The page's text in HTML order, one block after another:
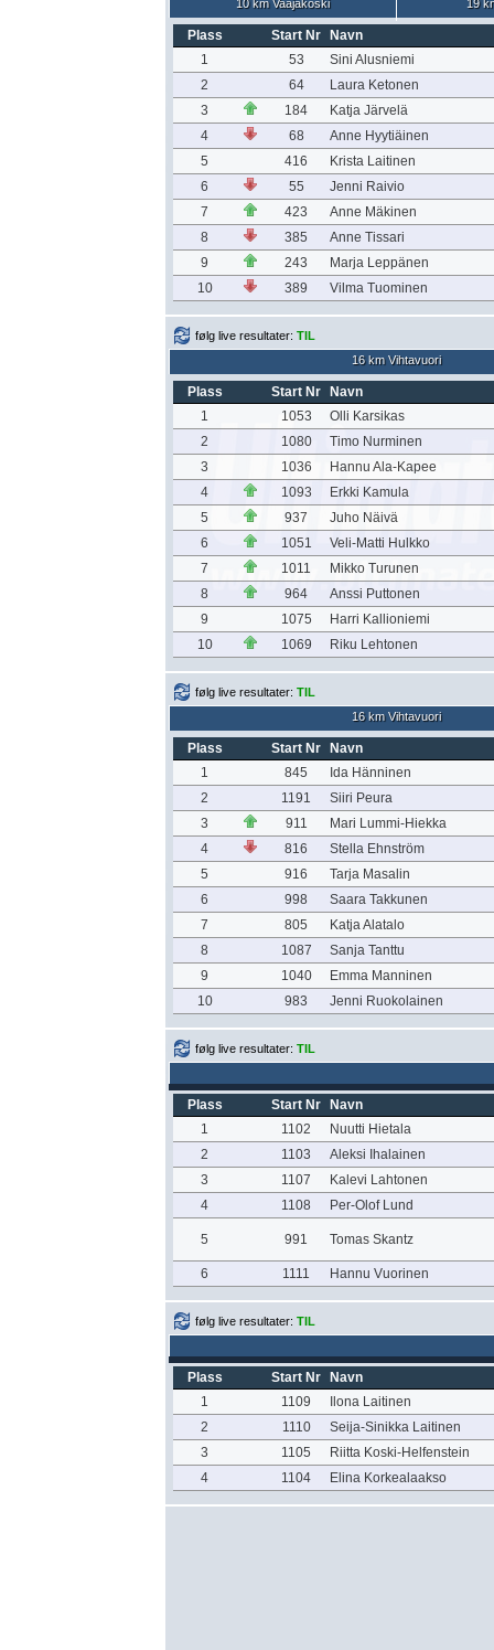
10 km Vaajakoski 19
Plass Start Nr
Navn
1
53
Sini Alusniemi
2
64
Laura Ketonen
3
184
Katja Järvelä
4
68
Anne Hyytiäinen
5
416
Krista Laitinen
6
55
Jenni Raivio
7
423
Anne Mäkinen
8
385
Anne Tissari
9
243
Marja Leppänen
10
389 Vilma Tuominen
følg live resultater: TIL
16 km Vihtavuori
Plass Start Nr
Navn
1
1053
Olli Karsikas
2
1080
Timo Nurminen
3
1036
Hannu Ala-Kapee
4
1093
Erkki Kamula
5
937
Juho Näivä
6
1051
Veli-Matti Hulkko
7
1011
Mikko Turunen
8
964
Anssi Puttonen
9
1075
Harri Kallioniemi
10
1069 Riku Lehtonen
følg live resultater: TIL
16 km Vihtavuori
Plass Start Nr
Navn
1
845
Ida Hänninen
2
1191
Siiri Peura
3
911
Mari Lummi-Hiekka
4
816
Stella Ehnström
5
916
Tarja Masalin
6
998
Saara Takkunen
7
805
Katja Alatalo
8
1087
Sanja Tanttu
9
1040
Emma Manninen
10
983 Jenni Ruokolainen
følg live resultater: TIL
Plass Start Nr
Navn
1
1102
Nuutti Hietala
2
1103
Aleksi Ihalainen
3
1107
Kalevi Lahtonen
4
1108 Per-Olof Lund
5 991 Tomas Skantz
6 1111 Hannu Vuorinen
følg live resultater: TIL
Plass Start Nr
Navn
1
1109
Ilona Laitinen
2
1110
Seija-Sinikka Laitinen
3
1105
Riitta Koski-Helfenstein
4
1104 Elina Korkealaakso